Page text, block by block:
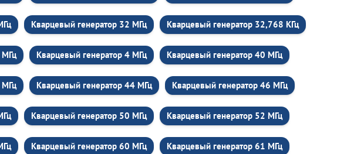
Кварцевый генератор 32 МГц Кварцевый генератор 32,768 КГц
МГц Кварцевый генератор 4 МГц Кварцевый генератор 40 МГц
МГц Кварцевый генератор 44 МГц Кварцевый генератор 46 МГц
Кварцевый генератор 50 МГц Кварцевый генератор 52 МГц
Кварцевый генератор 60 МГц Кварцевый генератор 61 МГц